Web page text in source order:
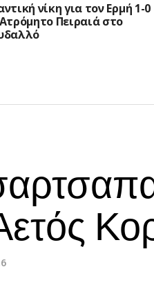
νίκη για τον Ερμή 1-0
Πειραιά στο